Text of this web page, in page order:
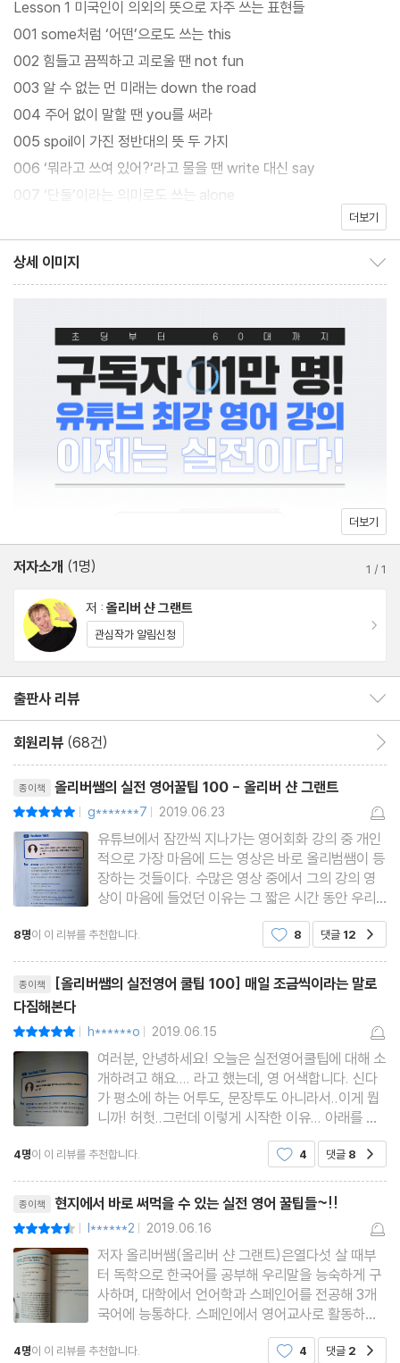
소드를 더욱 밀도 있게 담았다.
Lesson 1 미국인이 의외의 뜻으로 자주 쓰는 표현들
001 some처럼 ‘어떤’으로도 쓰는 this
002 힘들고 끔찍하고 괴로울 땐 not fun
003 알 수 없는 먼 미래는 down the road
004 주어 없이 말할 땐 you를 써라
005 spoil이 가진 정반대의 뜻 두 가지
006 ‘뭐라고 쓰여 있어?’라고 물을 땐 write 대신 say
007 ‘단둘’이라는 의미로도 쓰는 alone
010 ‘~하면 ~한다’ if 없이 쉽게 말하는 법
올리버쌤의 영어공부팁 1
Lesson 2 현지에선 안 통하는 한국식 영어 2
011 ‘무슨 문제 있어?’라는 의미로 쓰는 What’s your problem?
012 ‘~에 살고 있다’라는 의미로 쓰는 I’m living in~
013 ‘저기’라는 의미로 쓰는 O~~~~ver there
014 ‘나도’라는 의미로 쓰는 Me too
016 ‘여기가 어디죠?’라는 의미로 쓰는 Where is here?
017 ‘같이 가자!’라는 의미로 쓰는 Let’s go with me
018 ‘이해해줘’라는 의미로 쓰는 understand me
019 ‘금방 돌아올게’라는 의미로 쓰는 I’ll be back
020 ‘오세요’라는 의미로 쓰는 come
퀴즈
올리버쌤의 영어공부팁 2
021 상대방을 부담스럽게 만드는 What’s your name?
022 미국인은 거의 안 쓰는 What’s your hobby?
023 ‘어렸을 때’라는 의미로 쓰는 When I was young
024 ‘나 고등학교 때’ 미국인은 어떻게 말할까?
025 친구를 삐치게 만드는 my friend
026 집에 손님을 초대할 때 쓰는 Come to my house
027 당연한 소리로 들리는 I like eating
029 ‘~를 잘하다’는 의미로 쓰는 be good at
030 ‘찾고 있다’는 의미로 쓰는 finding
퀴즈
올리버쌤의 영어공부팁 3
Lesson 4 교과서로는 절대 못 배우는 아찔한 표현들
031 lover는 애인이라는 뜻이 아니다?!
032 I came!이라고 하면 변태 된다
033 미국인이 보낸 XOXO 문자에 숨은 의미
034 Dickies가 고추들이라는 뜻이라고?!
035 지퍼 열렸을 때 미국인이 쓰는 은어
036 ‘중요 부위’는 영어로 important part일까?
037 ‘너 약 잘못 먹었니?’ 미국인도 이런 표현 쓸까?
038 ‘존맛’ ‘존잼’ ‘존멋’ 느낌 살려서 말하기
더보기
상세 이미지
더보기
저자소개 (1명) 1 /1
저 : 올리버 샨 그랜트
관심작가 알림신청
출판사 리뷰
회원리뷰 (68건)
종이책 올리버쌤의 실전 영어꿀팁 100 - 올리버 샨 그랜트
| g*******7 | 2019.06.23
유튜브에서 잠깐씩 지나가는 영어회화 강의 중 개인
적으로 가장 마음에 드는 영상은 바로 올리범쌤이 등
장하는 것들이다. 수많은 영상 중에서 그의 강의 영
상이 마음에 들었던 이유는 그 짧은 시간 동안 우리
가 생각하고 있던 영어 회화의 표현이 실제로 사용되
는 표현과는 차이가 있음을 지적하면서 올바른 표현
초만 지나면 건너뛰
8명이 이 리뷰를 추천합니다. 8 댓글 12
종이책
[올리버쌤의 실전영어 쿨팁 100] 매일 조금씩이라는 말로
다짐해본다
| h******o | 2019.06.15
여러분, 안녕하세요! 오늘은 실전영어쿨팁에 대해 소
개하려고 해요.... 라고 했는데, 영 어색합니다. 신다
가 평소에 하는 어투도, 문장투도 아니라서..이게 뭡
니까! 허헛..그런데 이렇게 시작한 이유... 아래를 보
세요. 요기에 써 있지요! 사랑하는 내 한국 친구들!
책으로 저와 재미있게 공부해요.과연 재미있게 공부
가 보이시나요?
4명이 이 리뷰를 추천합니다. 4 댓글 8
종이책 현지에서 바로 써먹을 수 있는 실전 영어 꿀팁들~!!
| l******2 | 2019.06.16
저자 올리버쌤(올리버 샨 그랜트)은열다섯 살 때부
터 독학으로 한국어를 공부해 우리말을 능숙하게 구
사하며, 대학에서 언어학과 스페인어를 전공해 3개
국어에 능통하다. 스페인에서 영어교사로 활동하다
가 2010년 한국으로 건너와 8년간 초 중학교 영어
교사로 일했다. 실제 잘 쓰이지 않는 표현을 가르치
4명이 이 리뷰를 추천합니다. 4 댓글 2